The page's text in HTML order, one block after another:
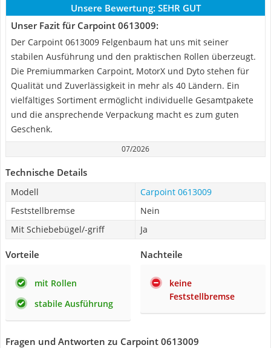
Unsere Bewertung: SEHR GUT
Unser Fazit für Carpoint 0613009:
Der Carpoint 0613009 Felgenbaum hat uns mit seiner
stabilen Ausführung und den praktischen Rollen überzeugt.
Die Premiummarken Carpoint, MotorX und Dyto stehen für
Qualität und Zuverlässigkeit in mehr als 40 Ländern. Ein
vielfältiges Sortiment ermöglicht individuelle Gesamtpakete
und die ansprechende Verpackung macht es zum guten
Geschenk.
07/2026
Technische Details
Modell
Carpoint 0613009
Feststellbremse
Nein
Mit Schiebebügel/-griff
Ja
Vorteile
mit Rollen
stabile Ausführung
Nachteile
keine
Feststellbremse
Fragen und Antworten zu Carpoint 0613009